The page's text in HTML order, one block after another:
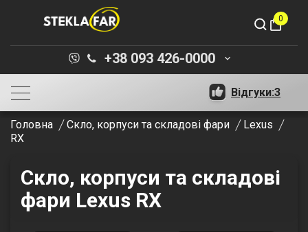
shopping_bag
0
+38 093 426-0000 keyboard_arrow_down
Відгуки:3
Головна Скло, корпуси та складові фари
Lexus
RX
Скло, корпуси та складові
фари Lexus RX